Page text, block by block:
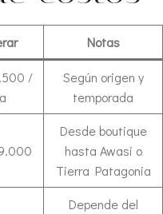
Notas
/
Según origen y
temporada
Desde boutique
hasta Awasi o
Tierra Patagonia
Depende del